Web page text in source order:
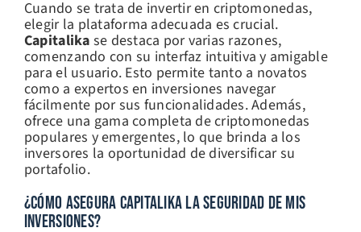
Cuando se trata de invertir en criptomonedas,
elegir la plataforma adecuada es crucial.
Capitalika se destaca por varias razones,
comenzando con su interfaz intuitiva y amigable
para el usuario. Esto permite tanto a novatos
como a expertos en inversiones navegar
fácilmente por sus funcionalidades. Además,
ofrece una gama completa de criptomonedas
populares y emergentes, lo que brinda a los
inversores la oportunidad de diversificar su
portafolio.
¿CÓMO ASEGURA CAPITALIKA LA SEGURIDAD DE MIS
INVERSIONES?